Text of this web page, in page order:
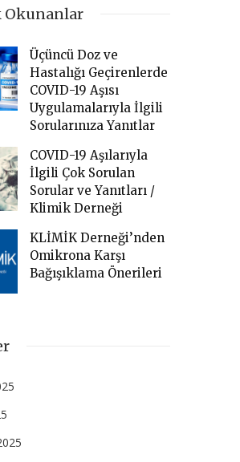
Okunanlar
Üçüncü Doz ve
Hastalığı Geçirenlerde
COVID-19 Aşısı
Uygulamalarıyla İlgili
Sorularınıza Yanıtlar
COVID-19 Aşılarıyla
İlgili Çok Sorulan
Sorular ve Yanıtları /
Klimik Derneği
KLİMİK Derneği’nden
Omikrona Karşı
Bağışıklama Önerileri